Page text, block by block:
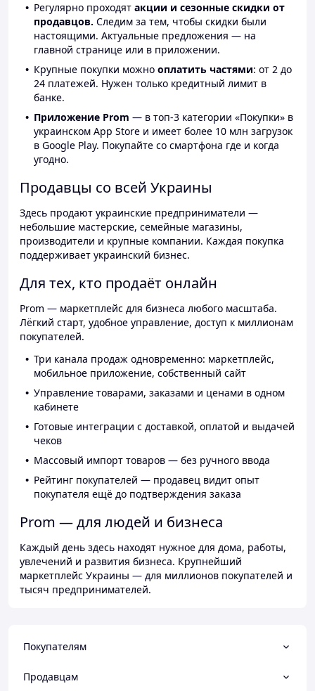
Регулярно проходят акции и сезонные скидки от
продавцов. Следим за тем, чтобы скидки были
настоящими. Актуальные предложения — на
главной странице или в приложении.
Крупные покупки можно оплатить частями: от 2 до
24 платежей. Нужен только кредитный лимит в
банке.
Приложение Prom — в топ-3 категории «Покупки» в
украинском App Store и имеет более 10 млн загрузок
в Google Play. Покупайте со смартфона где и когда
угодно.
Продавцы со всей Украины
Здесь продают украинские предприниматели —
небольшие мастерские, семейные магазины,
производители и крупные компании. Каждая покупка
поддерживает украинский бизнес.
Для тех, кто продаёт онлайн
Prom — маркетплейс для бизнеса любого масштаба.
Лёгкий старт, удобное управление, доступ к миллионам
покупателей.
Три канала продаж одновременно: маркетплейс,
мобильное приложение, собственный сайт
Управление товарами, заказами и ценами в одном
кабинете
Готовые интеграции с доставкой, оплатой и выдачей
чеков
Массовый импорт товаров — без ручного ввода
Рейтинг покупателей — продавец видит опыт
покупателя ещё до подтверждения заказа
Prom — для людей и бизнеса
Каждый день здесь находят нужное для дома, работы,
увлечений и развития бизнеса. Крупнейший
маркетплейс Украины — для миллионов покупателей и
тысяч предпринимателей.
Покупателям
Продавцам